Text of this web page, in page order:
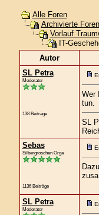
Alle Foren
Archivierte Foren
Vorlauf
IT-
Autor
SL Petra
Moderator
138 Beiträge
Wer
tun.
SL
Sebas
Silbergroschen Orga
1136 Beiträge
SL Petra
Moderator